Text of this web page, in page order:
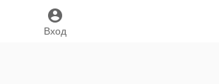
Вход